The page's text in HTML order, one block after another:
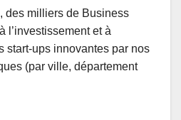
des milliers de Business
l’investissement et à
start-ups innovantes par nos
(par ville, département